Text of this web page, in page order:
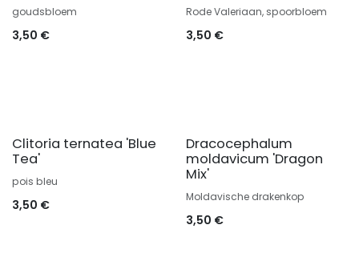
goudsbloem
3,50 €
Rode Valeriaan, spoorbloem
3,50 €
Clitoria ternatea 'Blue
Tea'
pois bleu
3,50 €
Dracocephalum
moldavicum 'Dragon
Mix'
Moldavische drakenkop
3,50 €